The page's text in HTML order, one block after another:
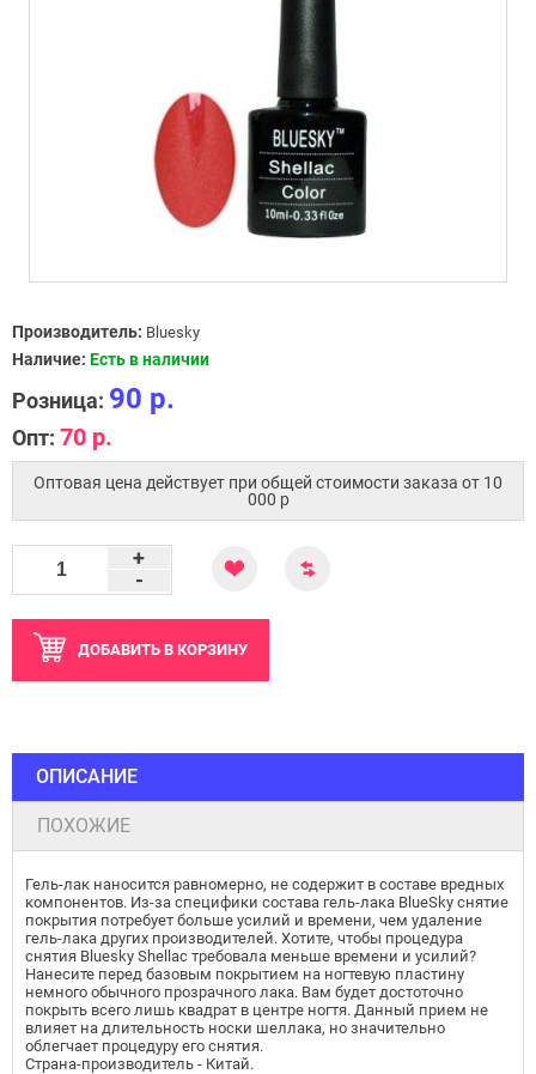
Производитель: Bluesky
Наличие: Есть в наличии
Розница: 90 р.
Опт: 70 р.
Оптовая цена действует при общей стоимости заказа от 10
000 p
-
+
ДОБАВИТЬ В КОРЗИНУ
ОПИСАНИЕ
ПОХОЖИЕ
Гель-лак наносится равномерно, не содержит в составе вредных
компонентов. Из-за специфики состава гель-лака BlueSky снятие
покрытия потребует больше усилий и времени, чем удаление
гель-лака других производителей. Хотите, чтобы процедура
снятия Bluesky Shellac требовала меньше времени и усилий?
Нанесите перед базовым покрытием на ногтевую пластину
немного обычного прозрачного лака. Вам будет достоточно
покрыть всего лишь квадрат в центре ногтя. Данный прием не
влияет на длительность носки шеллака, но значительно
облегчает процедуру его снятия.
Страна-производитель - Китай.